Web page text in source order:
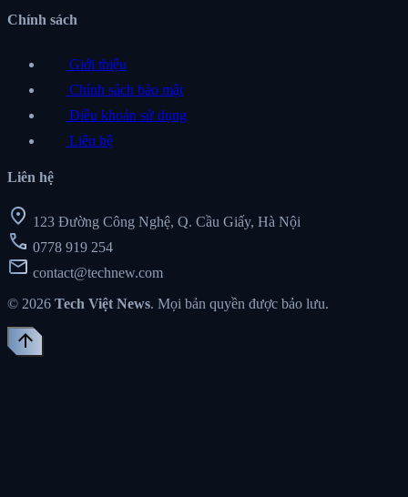
Chính sách
Giới thiệu
Chính sách bảo mật
Điều khoản sử dụng
Liên hệ
Liên hệ
location_on 123 Đường Công Nghệ, Q. Cầu Giấy, Hà Nội
call 0778 919 254
mail contact@technew.com
© 2026 Tech Việt News. Mọi bản quyền được bảo lưu.
arrow_upward